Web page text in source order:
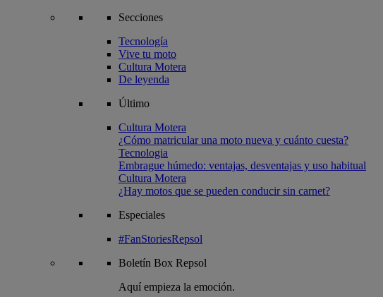
Secciones
Tecnología
Vive tu moto
Cultura Motera
De leyenda
Último
Cultura Motera
¿Cómo matricular una moto nueva y cuánto cuesta?
Tecnologia
Embrague húmedo: ventajas, desventajas y uso habitual
Cultura Motera
¿Hay motos que se pueden conducir sin carnet?
Especiales
#FanStoriesRepsol
Boletín Box Repsol
Aquí empieza la emoción.